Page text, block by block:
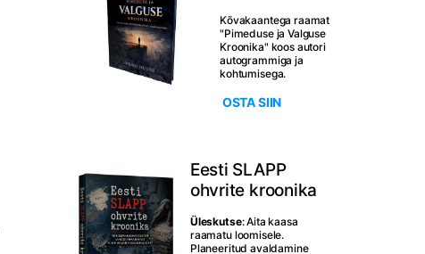
Kõvakaantega raamat
"Pimeduse ja Valguse
Kroonika" koos autori
autogrammiga ja
kohtumisega.
OSTA SIIN
Eesti SLAPP
ohvrite kroonika
Üleskutse: Aita kaasa
raamatu loomisele.
Planeeritud avaldamine